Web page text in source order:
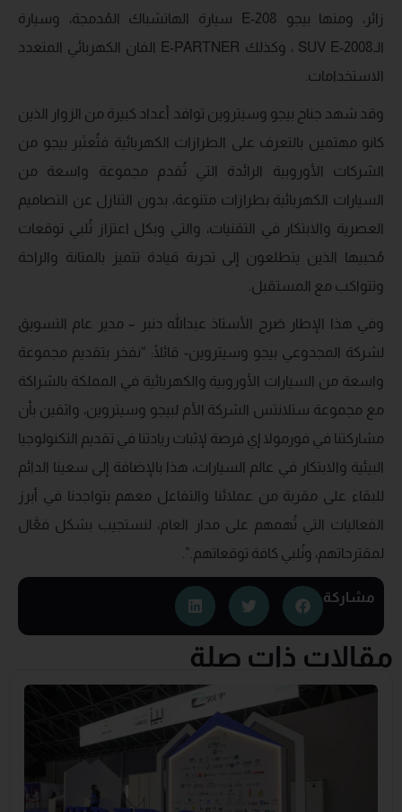
زائر، ومنها بيجو E-208 سيارة الهاتشباك المُدمجة، وسيارة
الـSUV E-2008 ، وكذلك E-PARTNER الفان الكهربائي المتعدد
الاستخدامات.
وقد شهد جناح بيجو وسيتروين توافد أعداد كبيرة من الزوار الذين
كانو مهتمين بالتعرف على الطرازات الكهربائية فتُعتَبر بيجو من
الشركات الأوروبية الرائدة التي تُقدم مجموعة واسعة من
السيارات الكهربائية بطرازات متنوعة، بدون التنازل عن التصاميم
العصرية والابتكار في التقنيات، والتي وبكل اعتزاز تُلبي توقعات
مُحبيها الذين يتطلعون إلى تجربة قيادة تتميز بالمتانة والراحة
وتتواكب مع المستقبل.
وفي هذا الإطار صَرح الأستاذ عبدالله دنبر – مدير عام التسويق
لشركة المجدوعي بيجو وسيتروين- قائلًا: “نفخر بتقديم مجموعة
واسعة من السيارات الأوروبية والكهربائية في المملكة بالشراكة
مع مجموعة ستلانتس الشركة الأم لبيجو وسيتروين، واثقين بأن
مشاركتنا في فورمولا إي فرصة لإثبات ريادتنا في تقديم التكنولوجيا
البيئية والابتكار في عالم السيارات، هذا بالإضافة إلى سعينا الدائم
للبقاء على مقربة من عملائنا والتفاعل معهم بتواجدنا في أبرز
الفعاليات التي تُهمهم على مدار العام، لنستجيب بشكل فعَّال
لمقترحاتهم، ونُلبي كافة توقعاتهم.”.
مشاركة
مقالات ذات صلة